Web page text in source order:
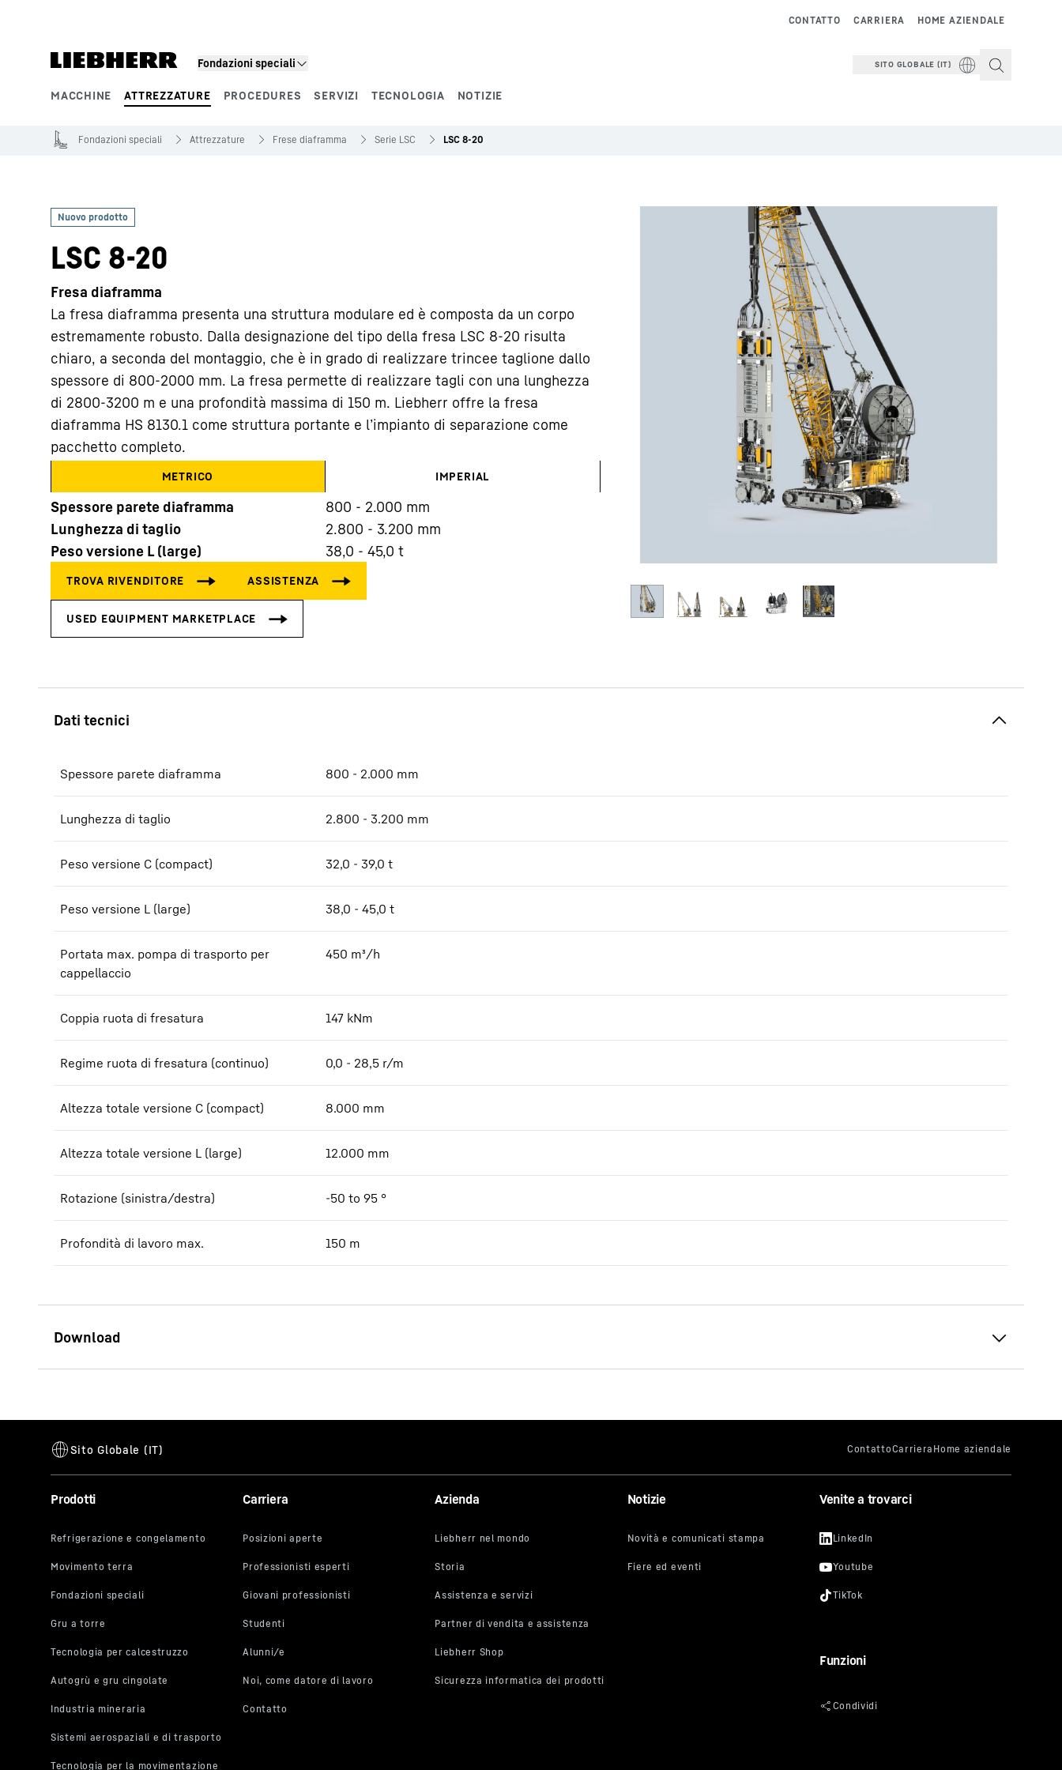
Fondazioni speciali
MACCHINE ATTREZZATURE PROCEDURES SERVIZI TECNOLOGIA NOTIZIE
HOME AZIENDALE
CARRIERA
CONTATTO
SITO GLOBALE (IT)
Segmenti di prodotto
Maggiori informazioni sulla società Carriera in Liebherr
Fondazioni speciali Attrezzature Frese diaframma Serie LSC LSC 8-20
LSC 8-20
Fresa diaframma
La fresa diaframma presenta una struttura modulare ed è composta da un corpo
estremamente robusto. Dalla designazione del tipo della fresa LSC 8-20 risulta
chiaro, a seconda del montaggio, che è in grado di realizzare trincee taglione dallo
spessore di 800-2000 mm. La fresa permette di realizzare tagli con una lunghezza
di 2800-3200 m e una profondità massima di 150 m. Liebherr offre la fresa
diaframma HS 8130.1 come struttura portante e l’impianto di separazione come
pacchetto completo.
METRICO IMPERIAL
Spessore parete diaframma
800 - 2.000 mm
Lunghezza di taglio
2.800 - 3.200 mm
Peso versione L (large)
38,0 - 45,0 t
Spessore parete diaframma 800 - 2.000 mm
Lunghezza di taglio 2.800 - 3.200 mm
Peso versione C (compact) 32,0 - 39,0 t
Peso versione L (large) 38,0 - 45,0 t
Portata max. pompa di trasporto per
cappellaccio
450 m³/h
Coppia ruota di fresatura 147 kNm
Regime ruota di fresatura (continuo) 0,0 - 28,5 r/m
Altezza totale versione C (compact) 8.000 mm
Altezza totale versione L (large) 12.000 mm
Rotazione (sinistra/destra) -50 to 95 °
Profondità di lavoro max. 150 m
slurry wall cutter
Prodotti Carriera Azienda Notizie Venite a trovarci
Funzioni